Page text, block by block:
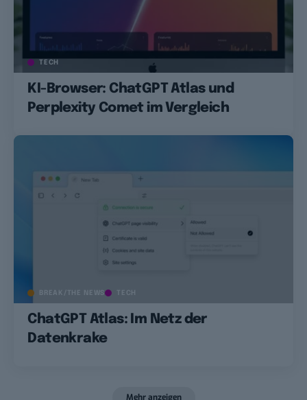
TECH
KI-Browser: ChatGPT Atlas und
Perplexity Comet im Vergleich
BREAK/THE NEWS TECH
ChatGPT Atlas: Im Netz der
Datenkrake
Mehr anzeigen